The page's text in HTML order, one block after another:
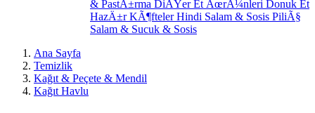
& PastÄ±rma DiÄŸer Et ÃœrÃ¼nleri Donuk Et
HazÄ±r KÃ¶ftelerHindi Salam & Sosis PiliÃ§
Salam & Sucuk & Sosis
Ana Sayfa
Temizlik
Kağıt & Peçete & Mendil
Kağıt Havlu